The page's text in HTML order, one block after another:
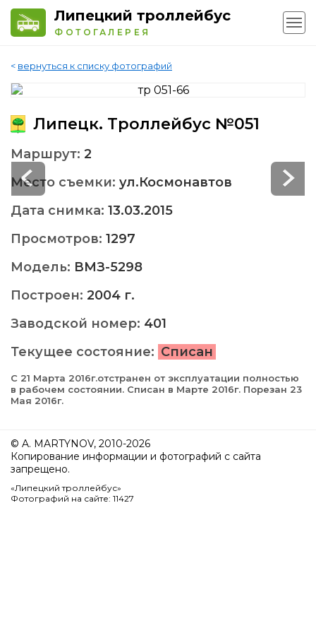
Липецкий троллейбус
ФОТОГАЛЕРЕЯ
< вернуться к списку фотографий
Липецк. Троллейбус №051
Маршрут: 2
Место съемки: ул.Космонавтов
Дата снимка: 13.03.2015
Просмотров: 1297
Модель: ВМЗ-5298
Построен: 2004 г.
Заводской номер: 401
Текущее состояние: Списан
С 21 Марта 2016г.отстранен от эксплуатации полностью
в рабочем состоянии. Списан в Марте 2016г. Порезан 23
Мая 2016г.
© A. MARTYNOV, 2010-2026
Копирование информации и фотографий с сайта
запрещено.
«Липецкий троллейбус»
Фотографий на сайте: 11427